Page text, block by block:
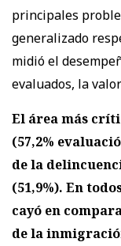
principales
generalizado
midió el
evaluados, la
El área más
(57,2%
de la
(51,9%). En
cayó en
de la